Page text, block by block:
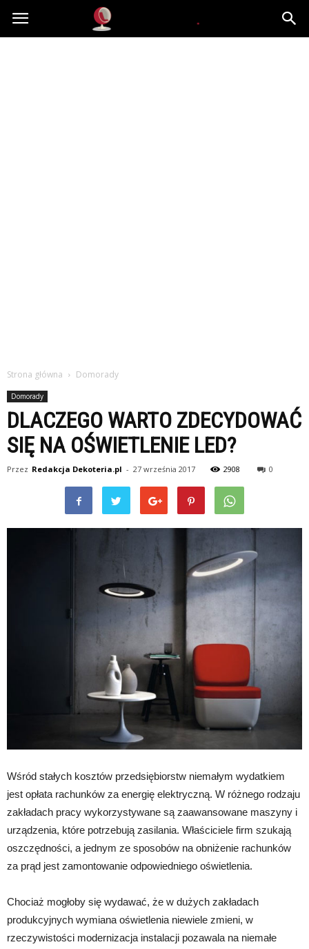
Dekoteria.pl
Strona główna Domorady
Domorady
DLACZEGO WARTO ZDECYDOWAĆ
SIĘ NA OŚWIETLENIE LED?
Przez Redakcja Dekoteria.pl - 27 września 2017 2908 0
Wśród stałych kosztów przedsiębiorstw niemałym wydatkiem
jest opłata rachunków za energię elektryczną. W różnego rodzaju
zakładach pracy wykorzystywane są zaawansowane maszyny i
urządzenia, które potrzebują zasilania. Właściciele firm szukają
oszczędności, a jednym ze sposobów na obniżenie rachunków
za prąd jest zamontowanie odpowiedniego oświetlenia.
Chociaż mogłoby się wydawać, że w dużych zakładach
produkcyjnych wymiana oświetlenia niewiele zmieni, w
rzeczywistości modernizacja instalacji pozawala na niemałe